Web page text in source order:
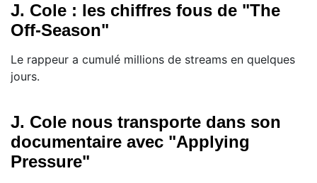
J. Cole : les chiffres fous de "The
Off-Season"
Le rappeur a cumulé millions de streams en quelques
jours.
J. Cole nous transporte dans son
documentaire avec "Applying
Pressure"